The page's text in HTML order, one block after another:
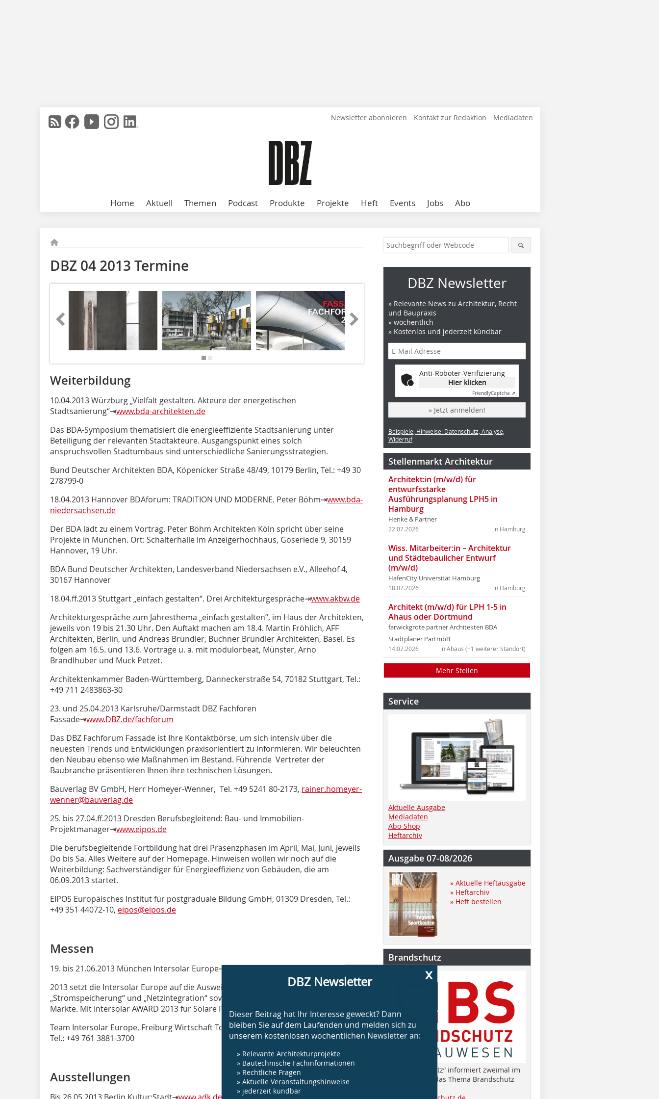
Newsletter abonnieren Kontakt zur Redaktion Mediadaten
Home Aktuell Themen Podcast Produkte Projekte Heft Events Jobs Abo
DBZ 04 2013 Termine
Weiterbildung
10.04.2013 Würzburg „Vielfalt gestalten. Akteure der energetischen
Stadtsanierung“⇥www.bda-architekten.de
Das BDA-Symposium thematisiert die energieeffiziente Stadtsanierung unter
Beteiligung der relevanten Stadtakteure. Ausgangspunkt eines solch
anspruchsvollen Stadtumbaus sind unterschiedliche Sanierungsstrategien.
Bund Deutscher Architekten BDA, Köpenicker Straße 48/49, 10179 Berlin, Tel.: +49 30
278799-0
18.04.2013 Hannover BDAforum: TRADITION UND MODERNE. Peter Böhm⇥www.bda-
niedersachsen.de
Der BDA lädt zu einem Vortrag. Peter Böhm Architekten Köln spricht über seine
Projekte in München. Ort: Schalterhalle im Anzeigerhochhaus, Goseriede 9, 30159
Hannover, 19 Uhr.
BDA Bund Deutscher Architekten, Landesverband Niedersachsen e.V., Alleehof 4,
30167 Hannover
18.04.ff.2013 Stuttgart „einfach gestalten“. Drei Architekturgespräche⇥www.akbw.de
Architekturgespräche zum Jahresthema „einfach gestalten“, im Haus der Architekten,
jeweils von 19 bis 21.30 Uhr. Den Auftakt machen am 18.4. Martin Fröhlich, AFF
Architekten, Berlin, und Andreas Bründler, Buchner Bründler Architekten, Basel. Es
folgen am 16.5. und 13.6. Vorträge u. a. mit modulorbeat, Münster, Arno
Brandlhuber und Muck Petzet.
Architektenkammer Baden-Württemberg, Danneckerstraße 54, 70182 Stuttgart, Tel.:
+49 711 2483863-30
23. und 25.04.2013 Karlsruhe/Darmstadt DBZ Fachforen
Fassade⇥www.DBZ.de/fachforum
Das DBZ Fachforum Fassade ist Ihre Kontaktbörse, um sich intensiv über die
neuesten Trends und Entwicklungen praxisorientiert zu informieren. Wir beleuchten
den Neubau ebenso wie Maßnahmen im Bestand. Führende Vertreter der
Baubranche präsentieren Ihnen ihre technischen Lösungen.
Bauverlag BV GmbH, Herr Homeyer-Wenner, Tel. +49 5241 80-2173, rainer.homeyer-
wenner@bauverlag.de
25. bis 27.04.ff.2013 Dresden Berufsbegleitend: Bau- und Immobilien-
Projektmanager⇥www.eipos.de
Die berufsbegleitende Fortbildung hat drei Präsenzphasen im April, Mai, Juni, jeweils
Do bis Sa. Alles Weitere auf der Homepage. Hinweisen wollen wir noch auf die
Weiterbildung: Sachverständiger für Energieeffizienz von Gebäuden, die am
06.09.2013 startet.
EIPOS Europäisches Institut für postgraduale Bildung GmbH, 01309 Dresden, Tel.:
+49 351 44072-10, eipos@eipos.de
Messen
19. bis 21.06.2013 München Intersolar Europe⇥www.intersolar.de
2013 setzt die Intersolar Europe auf die Ausweitung der Schwerpunkte
„Stromspeicherung“ und „Netzintegration“ sowie auf die Vernetzung neuer globaler
Märkte. Mit Intersolar AWARD 2013 für Solare Projekte in Europa.
Team Intersolar Europe, Freiburg Wirtschaft Touristik und Messe GmbH & Co. KG,
Tel.: +49 761 3881-3700
Ausstellungen
x
DBZ Newsletter
Dieser Beitrag hat Ihr Interesse geweckt? Dann
bleiben Sie auf dem Laufenden und melden sich zu
unserem kostenlosen wöchentlichen Newsletter an:
» Relevante Architekturprojekte
» Bautechnische Fachinformationen
» Rechtliche Fragen
» Aktuelle Veranstaltungshinweise
» jederzeit kündbar
DBZ Newsletter
» Relevante News zu Architektur, Recht
und Baupraxis
» wöchentlich
» Kostenlos und jederzeit kündbar
Anti-Roboter-Verifizierung
Hier klicken
FriendlyCaptcha ⇗
» Jetzt anmelden!
Beispiele, Hinweise: Datenschutz, Analyse,
Widerruf
Stellenmarkt Architektur
Architekt:in (m/w/d) für
entwurfsstarke
Ausführungsplanung LPH5 in
Hamburg
Henke & Partner
in Hamburg
22.07.2026
Wiss. Mitarbeiter:in – Architektur
und Städtebaulicher Entwurf
(m/w/d)
HafenCity Universität Hamburg
in Hamburg
18.07.2026
Architekt (m/w/d) für LPH 1-5 in
Ahaus oder Dortmund
farwickgrote partner Architekten BDA
Stadtplaner PartmbB
in Ahaus (+1 weiterer Standort)
14.07.2026
Mehr Stellen
Service
Aktuelle Ausgabe
Mediadaten
Abo-Shop
Heftarchiv
Ausgabe 07-08/2026
» Aktuelle Heftausgabe
» Heftarchiv
» Heft bestellen
Brandschutz
„BS Brandschutz“ informiert zweimal im
Jahr rund um das Thema Brandschutz